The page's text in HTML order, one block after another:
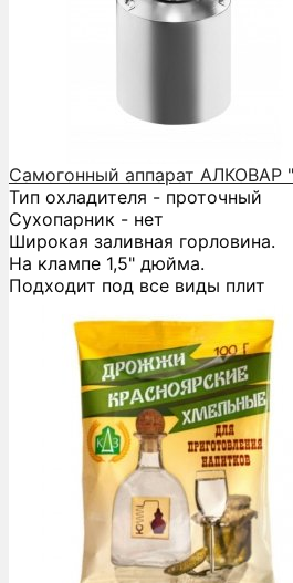
Самогонный аппарат АЛКОВАР
Тип охладителя - проточный
Сухопарник - нет
Широкая заливная горловина.
На клампе 1,5" дюйма.
Подходит под все виды плит